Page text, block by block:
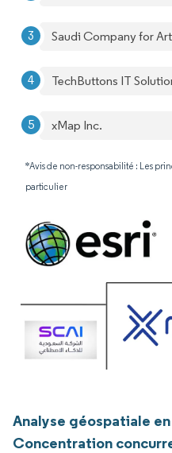
Saudi Company for
TechButtons IT
xMap Inc.
*Avis de non-responsabilité : Les
particulier
Analyse géospatiale
Concentration